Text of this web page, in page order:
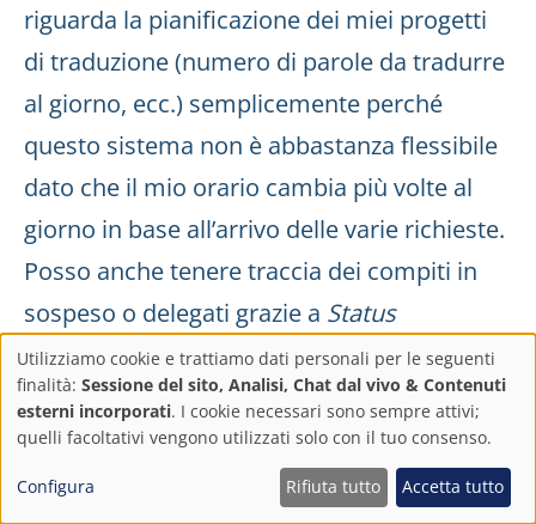
riguarda la pianificazione dei miei progetti
di traduzione (numero di parole da tradurre
al giorno, ecc.) semplicemente perché
questo sistema non è abbastanza flessibile
dato che il mio orario cambia più volte al
giorno in base all’arrivo delle varie richieste.
Posso anche tenere traccia dei compiti in
sospeso o delegati grazie a Status
(Delegato, In Attesa).
Se siete interessati a questo strumento, il
è pieno di consigli e
trucchi su come mettere in pratica il
Impostazioni
sulla
privacy
Utilizziamo cookie e trattiamo dati personali per le seguenti
finalità: Sessione del sito, Analisi, Chat dal vivo & Contenuti
esterni incorporati. I cookie necessari sono sempre attivi;
quelli facoltativi vengono utilizzati solo con il tuo consenso.
Configura Rifiuta tutto Accetta tutto